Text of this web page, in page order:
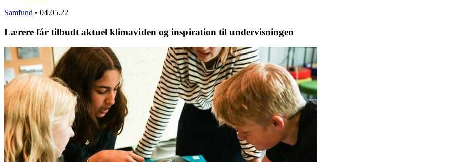
Samfund • 04.05.22
Lærere får tilbudt aktuel klimaviden og inspiration til undervisningen